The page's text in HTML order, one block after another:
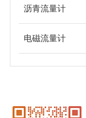
沥青流量计
电磁流量计